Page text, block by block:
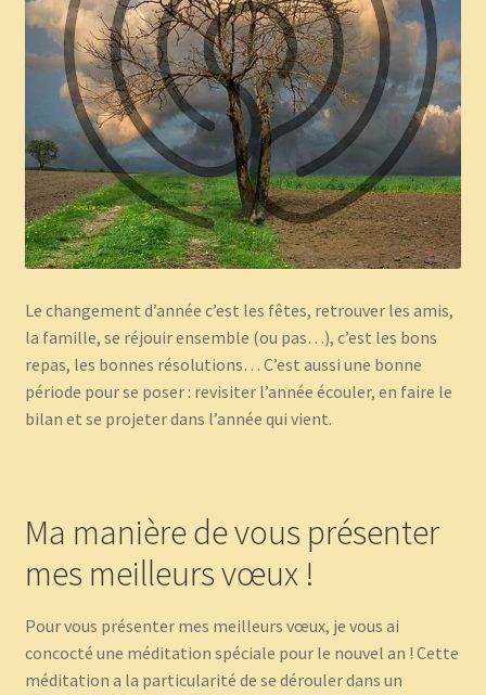
Panier
Témoignages
Le changement d’année c’est les fêtes, retrouver les amis,
la famille, se réjouir ensemble (ou pas…), c’est les bons
repas, les bonnes résolutions… C’est aussi une bonne
période pour se poser : revisiter l’année écouler, en faire le
bilan et se projeter dans l’année qui vient.
Ma manière de vous présenter
mes meilleurs vœux !
Pour vous présenter mes meilleurs vœux, je vous ai
concocté une méditation spéciale pour le nouvel an ! Cette
méditation a la particularité de se dérouler dans un